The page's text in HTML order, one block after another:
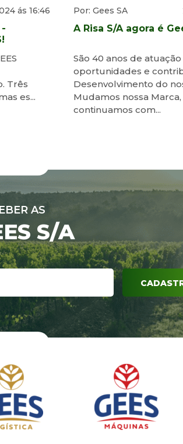
ás 16:46
-
Três
es...
Por: Gees SA
A Risa S/A agora é
São 40 anos de
oportunidades e
Desenvolvimento do
Mudamos nossa Marca,
continuamos com...
AS
S/A